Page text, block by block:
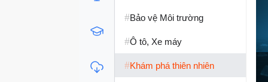
#Bảo vệ Môi trường
#Ô tô, Xe máy
#Khám phá thiên nhiên